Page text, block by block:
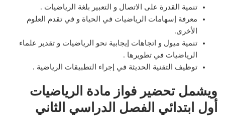
تنمية القدرة على الاتصال و التعبير بلغة الرياضيات .
معرفة إسهامات الرياضيات في الحياة و في تقدم العلوم
الأخرى.
تنمية ميول و اتجاهات إيجابية نحو الرياضيات و تقدير علماء
الرياضيات في تطويرها .
توظيف التقنية الحديثة في إجراء التطبيقات الرياضية .
ويشمل تحضير فواز مادة الرياضيات
أول ابتدائي الفصل الدراسي الثاني